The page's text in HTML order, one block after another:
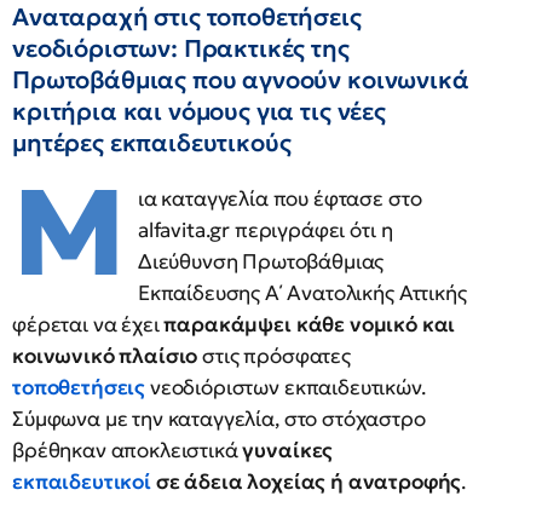
Αναταραχή στις τοποθετήσεις
νεοδιόριστων: Πρακτικές της
Πρωτοβάθμιας που αγνοούν κοινωνικά
κριτήρια και νόμους για τις νέες
μητέρες εκπαιδευτικούς
Μ
ια καταγγελία που έφτασε στο
alfavita.gr περιγράφει ότι η
Διεύθυνση Πρωτοβάθμιας
Εκπαίδευσης Α΄ Ανατολικής Αττικής
φέρεται να έχειπαρακάμψει κάθε νομικό και
κοινωνικό πλαίσιοστις πρόσφατες
τοποθετήσειςνεοδιόριστων εκπαιδευτικών.
Σύμφωνα με την καταγγελία, στο στόχαστρο
βρέθηκαν αποκλειστικάγυναίκες
εκπαιδευτικοίσε άδεια λοχείας ή ανατροφής.